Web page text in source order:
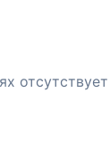
отсутствует